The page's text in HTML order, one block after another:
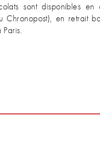
sont disponibles en
Chronopost), en retrait